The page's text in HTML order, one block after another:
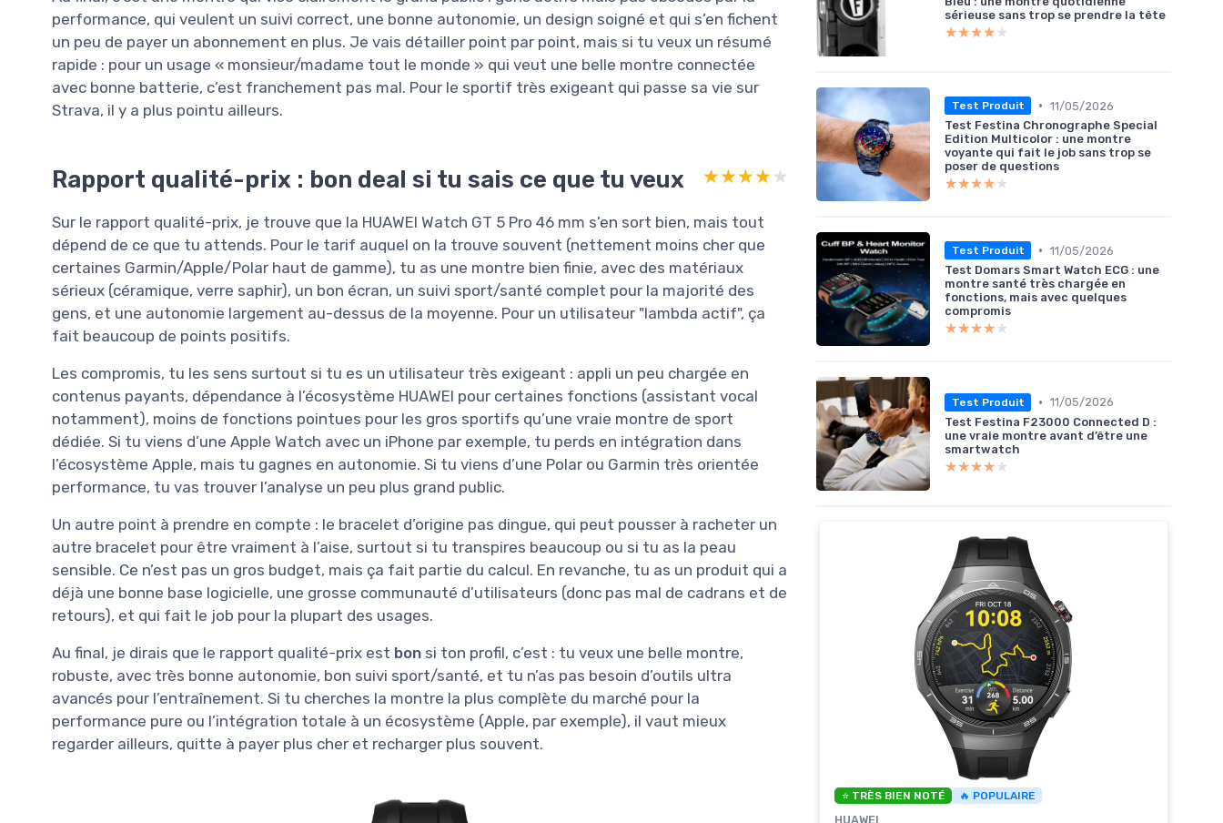
performance, qui veulent un suivi correct, une bonne autonomie, un design soigné et qui s’en fichent
un peu de payer un abonnement en plus. Je vais détailler point par point, mais si tu veux un résumé
rapide : pour un usage « monsieur/madame tout le monde » qui veut une belle montre connectée
avec bonne batterie, c’est franchement pas mal. Pour le sportif très exigeant qui passe sa vie sur
Strava, il y a plus pointu ailleurs.
Rapport qualité-prix : bon deal si tu sais ce que tu veux ★★★★★
★★★★★
Sur le rapport qualité-prix, je trouve que la HUAWEI Watch GT 5 Pro 46 mm s’en sort bien, mais tout
dépend de ce que tu attends. Pour le tarif auquel on la trouve souvent (nettement moins cher que
certaines Garmin/Apple/Polar haut de gamme), tu as une montre bien finie, avec des matériaux
sérieux (céramique, verre saphir), un bon écran, un suivi sport/santé complet pour la majorité des
gens, et une autonomie largement au-dessus de la moyenne. Pour un utilisateur "lambda actif", ça
fait beaucoup de points positifs.
Les compromis, tu les sens surtout si tu es un utilisateur très exigeant : appli un peu chargée en
contenus payants, dépendance à l’écosystème HUAWEI pour certaines fonctions (assistant vocal
notamment), moins de fonctions pointues pour les gros sportifs qu’une vraie montre de sport
dédiée. Si tu viens d’une Apple Watch avec un iPhone par exemple, tu perds en intégration dans
l’écosystème Apple, mais tu gagnes en autonomie. Si tu viens d’une Polar ou Garmin très orientée
performance, tu vas trouver l’analyse un peu plus grand public.
Un autre point à prendre en compte : le bracelet d’origine pas dingue, qui peut pousser à racheter un
autre bracelet pour être vraiment à l’aise, surtout si tu transpires beaucoup ou si tu as la peau
sensible. Ce n’est pas un gros budget, mais ça fait partie du calcul. En revanche, tu as un produit qui a
déjà une bonne base logicielle, une grosse communauté d’utilisateurs (donc pas mal de cadrans et de
retours), et qui fait le job pour la plupart des usages.
Au final, je dirais que le rapport qualité-prix est bon si ton profil, c’est : tu veux une belle montre,
robuste, avec très bonne autonomie, bon suivi sport/santé, et tu n’as pas besoin d’outils ultra
avancés pour l’entraînement. Si tu cherches la montre la plus complète du marché pour la
performance pure ou l’intégration totale à un écosystème (Apple, par exemple), il vaut mieux
regarder ailleurs, quitte à payer plus cher et recharger plus souvent.
sérieuse sans trop se prendre la tête
★★★★★
★★★★★
Test Produit • 11/05/2026
Test Festina Chronographe Special
Edition Multicolor : une montre
voyante qui fait le job sans trop se
poser de questions
★★★★★
★★★★★
Test Produit • 11/05/2026
Test Domars Smart Watch ECG : une
montre santé très chargée en
fonctions, mais avec quelques
compromis
★★★★★
★★★★★
Test Produit • 11/05/2026
Test Festina F23000 Connected D :
une vraie montre avant d’être une
smartwatch
★★★★★
★★★★★
⭐ TRÈS BIEN NOTÉ 🔥 POPULAIRE
HUAWEI